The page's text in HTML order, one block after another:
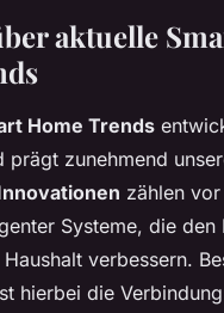
aktuelle
Home Trends
prägt zunehmend
zählen
Systeme, die den
verbessern.
hierbei die